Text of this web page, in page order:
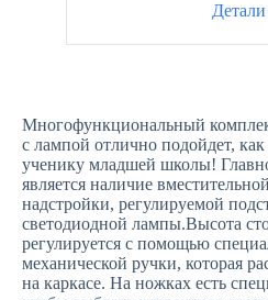
Детали
Многофункциональный
с лампой отлично подойдет,
ученику младшей школы!
является наличие
надстройки, регулируемой
светодиодной лампы.Высота
регулируется с помощью
механической ручки, которая
на каркасе. На ножках есть